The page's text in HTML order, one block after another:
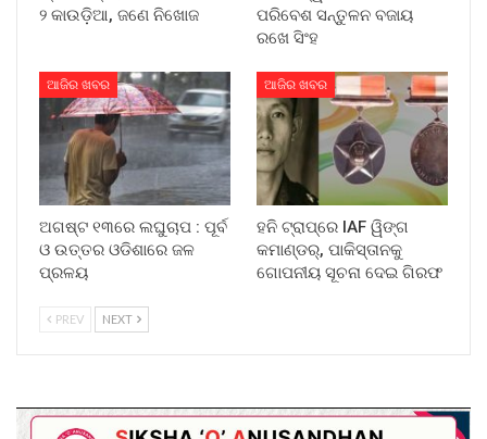
୨ କାଉଡ଼ିଆ, ଜଣେ ନିଖୋଜ
ପରିବେଶ ସନ୍ତୁଳନ ବଜାୟ
ରଖେ ସିଂହ
ଆଜିର ଖବର
ଅଗଷ୍ଟ ୧୩ରେ ଲଘୁଚାପ : ପୂର୍ବ
ଓ ଉତ୍ତର ଓଡିଶାରେ ଜଳ
ପ୍ରଳୟ
ଆଜିର ଖବର
ହନି ଟ୍ରାପ୍‌ରେ IAF ୱିଙ୍ଗ
କମାଣ୍ଡର୍, ପାକିସ୍ତାନକୁ
ଗୋପନୀୟ ସୂଚନା ଦେଇ ଗିରଫ
PREV NEXT